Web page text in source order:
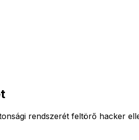
rendszerét feltörő hacker